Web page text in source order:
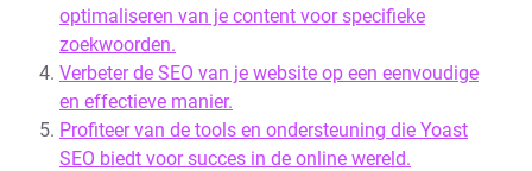
optimaliseren van je content voor specifieke
zoekwoorden.
Verbeter de SEO van je website op een eenvoudige
en effectieve manier.
Profiteer van de tools en ondersteuning die Yoast
SEO biedt voor succes in de online wereld.